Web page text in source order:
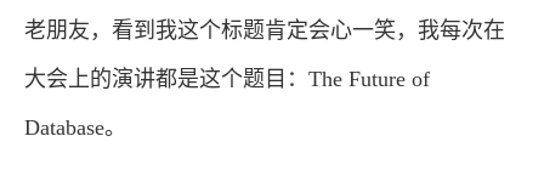
老朋友，看到我这个标题肯定会心一笑，我每次在
大会上的演讲都是这个题目：The Future of
Database。